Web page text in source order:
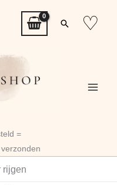
Zoeken
♡
=
rijgen